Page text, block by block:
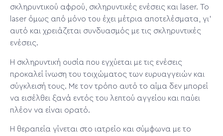
σκληρυντικού αφρού, σκληρυντικές ενέσεις και laser. Το
laser όμως από μόνο του έχει μέτρια αποτελέσματα, γι’
αυτό και χρειάζεται συνδυασμός με τις σκληρυντικές
ενέσεις.
Η σκληρυντική ουσία που εγχύεται με τις ενέσεις
προκαλεί ίνωση του τοιχώματος των ευρυαγγειών και
σύγκλεισή τους. Με τον τρόπο αυτό το αίμα δεν μπορεί
να εισέλθει ξανά εντός του λεπτού αγγείου και παύει
πλέον να είναι ορατό.
Η θεραπεία γίνεται στο ιατρείο και σύμφωνα με το